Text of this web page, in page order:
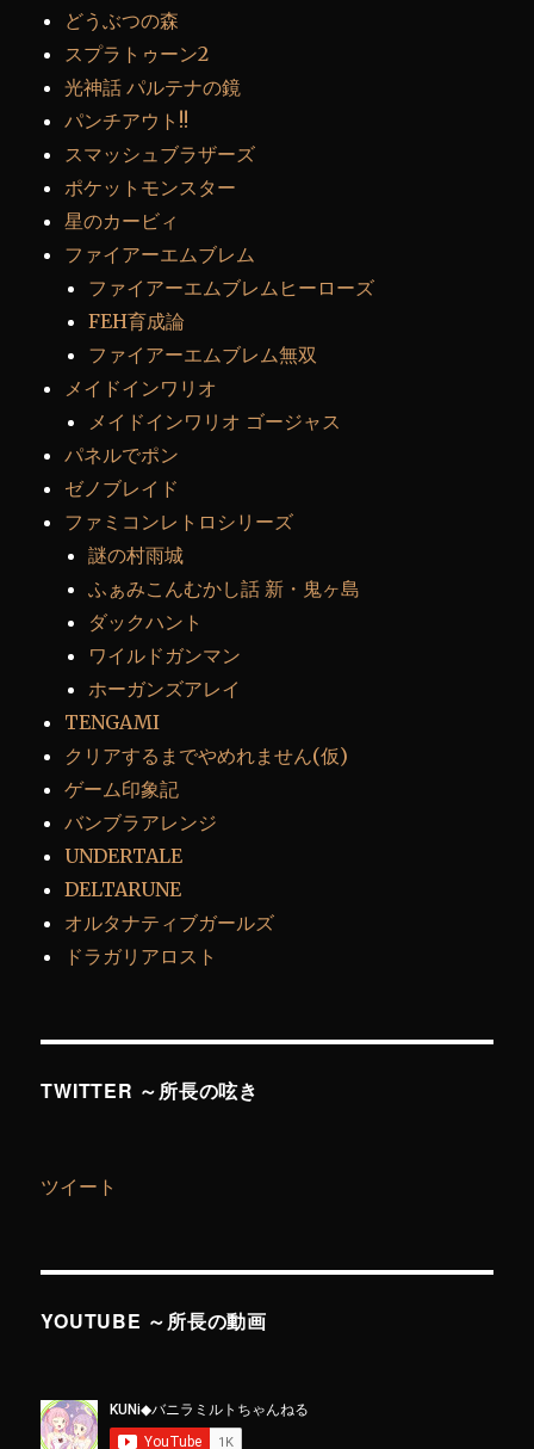
どうぶつの森
スプラトゥーン2
光神話 パルテナの鏡
パンチアウト!!
スマッシュブラザーズ
ポケットモンスター
星のカービィ
ファイアーエムブレム
ファイアーエムブレムヒーローズ
FEH育成論
ファイアーエムブレム無双
メイドインワリオ
メイドインワリオ ゴージャス
パネルでポン
ゼノブレイド
ファミコンレトロシリーズ
謎の村雨城
ふぁみこんむかし話 新・鬼ヶ島
ダックハント
ワイルドガンマン
ホーガンズアレイ
TENGAMI
クリアするまでやめれません(仮)
ゲーム印象記
バンブラアレンジ
UNDERTALE
DELTARUNE
オルタナティブガールズ
ドラガリアロスト
TWITTER ～所長の呟き
ツイート
YOUTUBE ～所長の動画